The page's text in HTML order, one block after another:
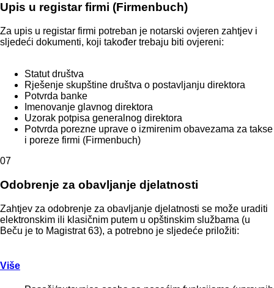
Upis u registar firmi (Firmenbuch)
Za upis u registar firmi potreban je notarski ovjeren zahtjev i
sljedeći dokumenti, koji također trebaju biti ovjereni:
Statut društva
Rješenje skupštine društva o postavljanju direktora
Potvrda banke
Imenovanje glavnog direktora
Uzorak potpisa generalnog direktora
Potvrda porezne uprave o izmirenim obavezama za takse
i poreze firmi (Firmenbuch)
07
Odobrenje za obavljanje djelatnosti
Zahtjev za odobrenje za obavljanje djelatnosti se može uraditi
elektronskim ili klasičnim putem u opštinskim službama (u
Beču je to Magistrat 63), a potrebno je sljedeće priložiti:
Više